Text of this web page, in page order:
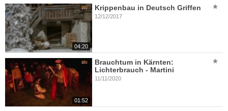
04:20
Krippenbau in Deutsch Griffen
12/12/2017
01:52
Brauchtum in Kärnten:
Lichterbrauch - Martini
11/11/2020